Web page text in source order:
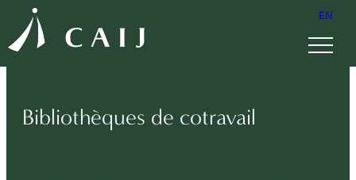
EN
Bibliothèques de cotravail